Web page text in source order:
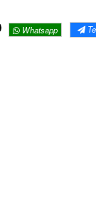
Whatsapp